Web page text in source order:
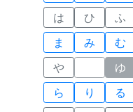
は
ひ ふ
ま
み む
や
ゆ
ら
り る